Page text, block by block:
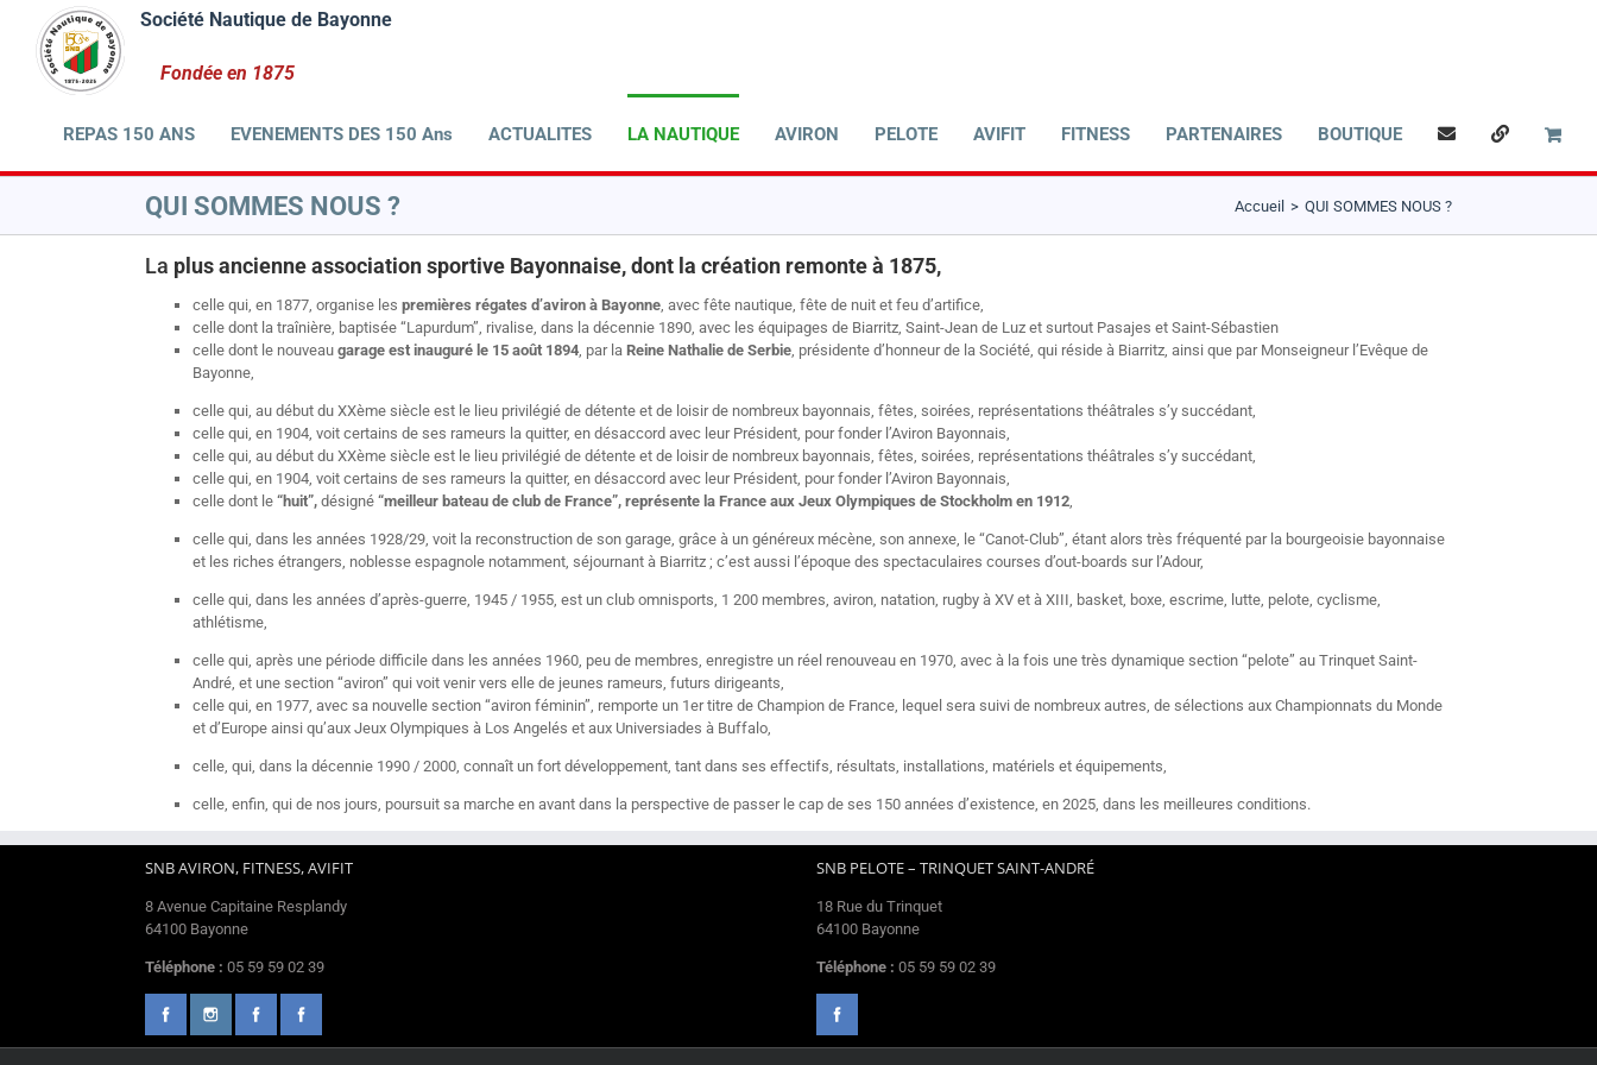
contenu
REPAS 150 ANS EVENEMENTS DES 150 Ans ACTUALITES LA NAUTIQUE AVIRON PELOTE AVIFIT FITNESS PARTENAIRES BOUTIQUE
QUI SOMMES NOUS ? Accueil QUI SOMMES NOUS ?
La plus ancienne association sportive Bayonnaise, dont la création remonte à 1875,
celle qui, en 1877, organise les premières régates d’aviron à Bayonne, avec fête nautique, fête de nuit et feu d’artifice,
celle dont la traînière, baptisée “Lapurdum”, rivalise, dans la décennie 1890, avec les équipages de Biarritz, Saint-Jean de Luz et surtout Pasajes et Saint-Sébastien
celle dont le nouveau garage est inauguré le 15 août 1894, par la Reine Nathalie de Serbie, présidente d’honneur de la Société, qui réside à Biarritz, ainsi que par Monseigneur l’Evêque de
Bayonne,
celle qui, au début du XXème siècle est le lieu privilégié de détente et de loisir de nombreux bayonnais, fêtes, soirées, représentations théâtrales s’y succédant,
celle qui, en 1904, voit certains de ses rameurs la quitter, en désaccord avec leur Président, pour fonder l’Aviron Bayonnais,
celle qui, au début du XXème siècle est le lieu privilégié de détente et de loisir de nombreux bayonnais, fêtes, soirées, représentations théâtrales s’y succédant,
celle qui, en 1904, voit certains de ses rameurs la quitter, en désaccord avec leur Président, pour fonder l’Aviron Bayonnais,
celle dont le “huit”, désigné “meilleur bateau de club de France”, représente la France aux Jeux Olympiques de Stockholm en 1912,
celle qui, dans les années 1928/29, voit la reconstruction de son garage, grâce à un généreux mécène, son annexe, le “Canot-Club”, étant alors très fréquenté par la bourgeoisie bayonnaise
et les riches étrangers, noblesse espagnole notamment, séjournant à Biarritz ; c’est aussi l’époque des spectaculaires courses d’out-boards sur l’Adour,
celle qui, dans les années d’après-guerre, 1945 / 1955, est un club omnisports, 1 200 membres, aviron, natation, rugby à XV et à XIII, basket, boxe, escrime, lutte, pelote, cyclisme,
athlétisme,
celle qui, après une période difficile dans les années 1960, peu de membres, enregistre un réel renouveau en 1970, avec à la fois une très dynamique section “pelote” au Trinquet Saint-
André, et une section “aviron” qui voit venir vers elle de jeunes rameurs, futurs dirigeants,
celle qui, en 1977, avec sa nouvelle section “aviron féminin”, remporte un 1er titre de Champion de France, lequel sera suivi de nombreux autres, de sélections aux Championnats du Monde
et d’Europe ainsi qu’aux Jeux Olympiques à Los Angelés et aux Universiades à Buffalo,
celle, qui, dans la décennie 1990 / 2000, connaît un fort développement, tant dans ses effectifs, résultats, installations, matériels et équipements,
celle, enfin, qui de nos jours, poursuit sa marche en avant dans la perspective de passer le cap de ses 150 années d’existence, en 2025, dans les meilleures conditions.
SNB AVIRON, FITNESS, AVIFIT
8 Avenue Capitaine Resplandy
64100 Bayonne
Téléphone : 05 59 59 02 39
SNB PELOTE – TRINQUET SAINT-ANDRÉ
18 Rue du Trinquet
64100 Bayonne
Téléphone : 05 59 59 02 39